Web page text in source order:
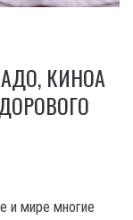
КИНОА
и мире многие